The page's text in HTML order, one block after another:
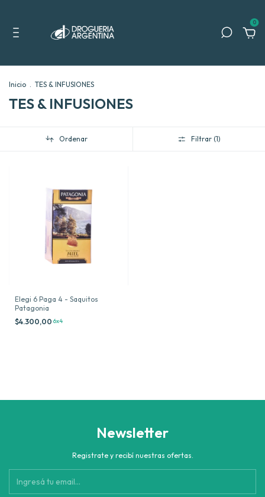
0
Inicio . TES & INFUSIONES
TES & INFUSIONES
Ordenar Filtrar (1)
Elegi 6 Paga 4 - Saquitos
Patagonia
$4.300,00 6x4
Newsletter
Registrate y recibí nuestras ofertas.